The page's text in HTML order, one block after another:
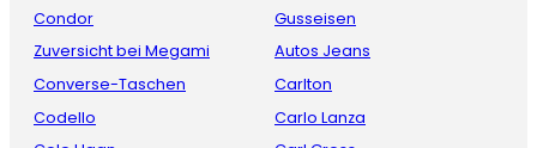
Condor
Zuversicht bei Megami
Converse-Taschen
Codello
Gusseisen
Autos Jeans
Carlton
Carlo Lanza